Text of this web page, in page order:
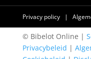
Privacy policy |
© Bibelot Online |
Privacybeleid |